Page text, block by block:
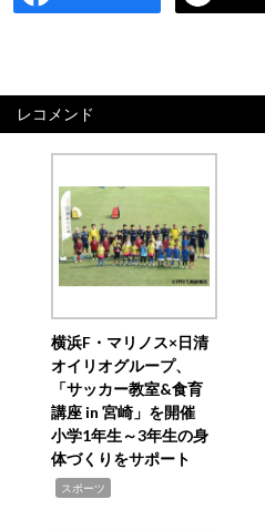
レコメンド
横浜F・マリノス×日清
オイリオグループ、
「サッカー教室&食育
講座 in 宮崎」を開催
小学1年生～3年生の身
体づくりをサポート
スポーツ